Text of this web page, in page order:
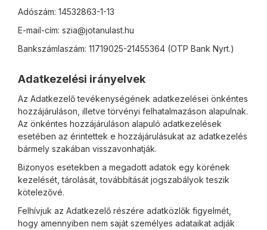
Adószám: 14532863-1-13
E-mail-cím: szia@jotanulast.hu
Bankszámlaszám: 11719025-21455364 (OTP Bank Nyrt.)
Adatkezelési irányelvek
Az Adatkezelő tevékenységének adatkezelései önkéntes
hozzájáruláson, illetve törvényi felhatalmazáson alapulnak.
Az önkéntes hozzájáruláson alapuló adatkezelések
esetében az érintettek e hozzájárulásukat az adatkezelés
bármely szakában visszavonhatják.
Bizonyos esetekben a megadott adatok egy körének
kezelését, tárolását, továbbítását jogszabályok teszik
kötelezővé.
Felhívjuk az Adatkezelő részére adatközlők figyelmét,
hogy amennyiben nem saját személyes adataikat adják